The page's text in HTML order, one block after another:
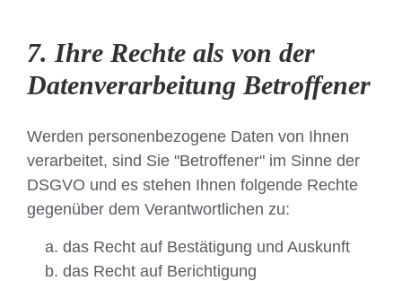
7. Ihre Rechte als von der
Datenverarbeitung Betroffener
Werden personenbezogene Daten von Ihnen
verarbeitet, sind Sie "Betroffener" im Sinne der
DSGVO und es stehen Ihnen folgende Rechte
gegenüber dem Verantwortlichen zu:
das Recht auf Bestätigung und Auskunft
das Recht auf Berichtigung